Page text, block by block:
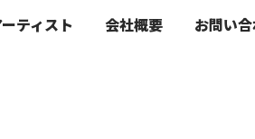
ティスト 会社概要 お問い